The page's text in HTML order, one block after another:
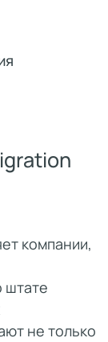
компании,
штате
не только